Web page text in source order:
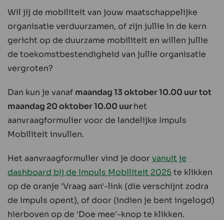
Wil jij de mobiliteit van jouw maatschappelijke
organisatie verduurzamen, of zijn jullie in de kern
gericht op de duurzame mobiliteit en willen jullie
de toekomstbestendigheid van jullie organisatie
vergroten?
Dan kun je vanaf maandag 13 oktober 10.00 uur tot
maandag 20 oktober 10.00 uurhet
aanvraagformulier voor de landelijke Impuls
Mobiliteit invullen.
Het aanvraagformulier vind je door vanuit je
dashboard bij de Impuls Mobiliteit 2025te klikken
op de oranje 'Vraag aan'-link (die verschijnt zodra
de Impuls opent), of door (indien je bent ingelogd)
hierboven op de 'Doe mee'-knop te klikken.